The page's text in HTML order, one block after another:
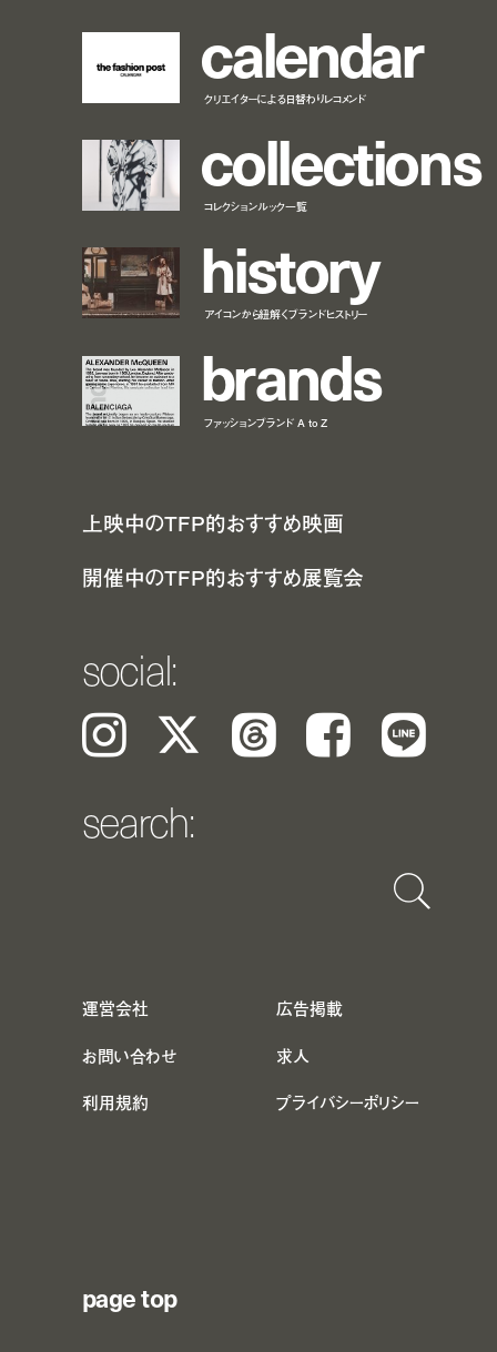
calendar
クリエイターによる日替わりレコメンド
collections
コレクションルック一覧
history
アイコンから紐解くブランドヒストリー
brands
ファッションブランド A to Z
上映中のTFP的おすすめ映画
開催中のTFP的おすすめ展覧会
social:
Instagram 𝕏 Threads Facebook LINE
search:
運営会社
広告掲載
お問い合わせ
求人
利用規約 プライバシーポリシー
page top